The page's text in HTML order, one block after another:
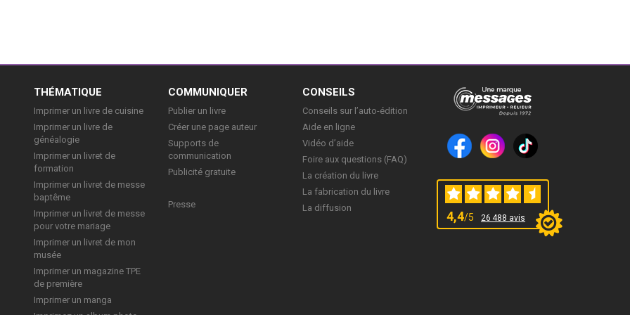
THÉMATIQUE
Imprimer un livre de cuisine
Imprimer un livre de
généalogie
Imprimer un livret de
formation
Imprimer un livret de messe
baptême
Imprimer un livret de messe
pour votre mariage
Imprimer un livret de mon
musée
Imprimer un magazine TPE
de première
Imprimer un manga
COMMUNIQUER
Publier un livre
Créer une page auteur
Supports de
communication
Publicité gratuite
Presse
CONSEILS
Conseils sur l’auto-édition
Aide en ligne
Vidéo d’aide
Foire aux questions (FAQ)
La création du livre
La fabrication du livre
La diffusion
4,4/5 26 488 avis